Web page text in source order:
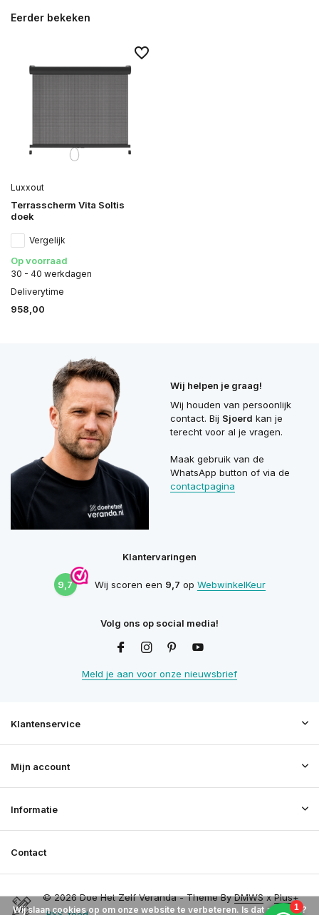
Eerder bekeken
Luxxout
Terrasscherm Vita Soltis
doek
Vergelijk
Op voorraad
30 - 40 werkdagen
Deliverytime
958,00
Wij helpen je graag!
Wij houden van persoonlijk
contact. Bij Sjoerd kan je
terecht voor al je vragen.
Maak gebruik van de
WhatsApp button of via de
contactpagina
Klantervaringen
9,7 Wij scoren een 9,7 op WebwinkelKeur
Volg ons op social media!
Meld je aan voor onze nieuwsbrief
Klantenservice
Mijn account
Informatie
Contact
© 2026 Doe Het Zelf Veranda - Theme ByDMWSxPlus+
Wij slaan cookies op om onze website te verbeteren. Is dat akkoord?